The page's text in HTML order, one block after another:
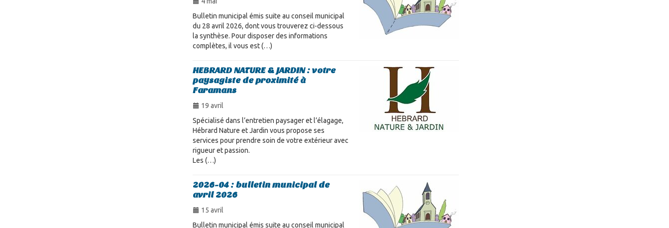
Bulletin municipal émis suite au conseil municipal
du 28 avril 2026, dont vous trouverez ci-dessous
la synthèse. Pour disposer des informations
complètes, il vous est (…)
HEBRARD NATURE & JARDIN : votre
paysagiste de proximité à
Faramans
19 avril
Spécialisé dans l’entretien paysager et l’élagage,
Hébrard Nature et Jardin vous propose ses
services pour prendre soin de votre extérieur avec
rigueur et passion.
Les (…)
2026-04 : bulletin municipal de
avril 2026
15 avril
Bulletin municipal émis suite au conseil municipal